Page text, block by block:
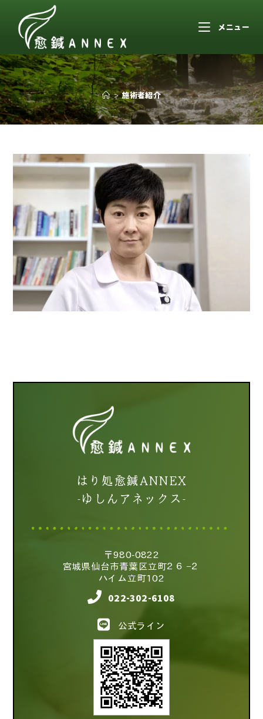
メニュー
> 施術者紹介
はり処愈鍼ANNEX
-ゆしんアネックス-
〒980-0822
宮城県仙台市青葉区立町２６−２
ハイム立町102
022-302-6108
公式ライン